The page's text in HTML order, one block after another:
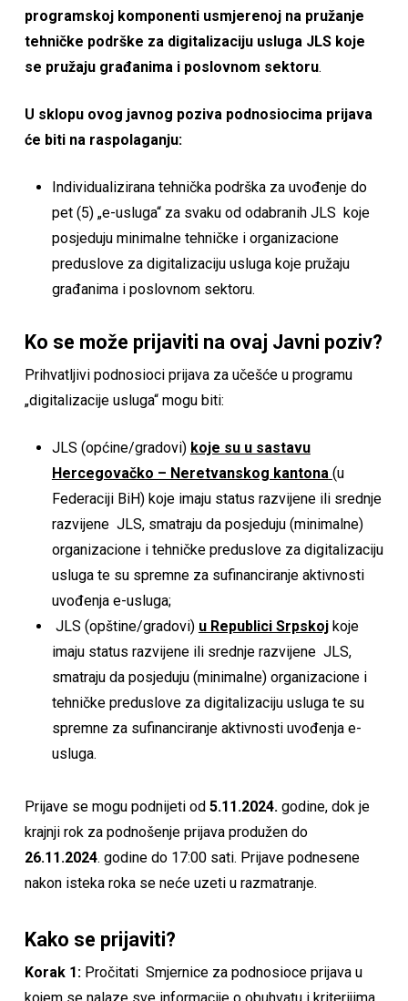
programskoj komponenti usmjerenoj na pružanje
tehničke podrške za digitalizaciju usluga JLS koje
se pružaju građanima i poslovnom sektoru.
U sklopu ovog javnog poziva podnosiocima prijava
će biti na raspolaganju:
Individualizirana tehnička podrška za uvođenje do
pet (5) „e-usluga“ za svaku od odabranih JLS koje
posjeduju minimalne tehničke i organizacione
preduslove za digitalizaciju usluga koje pružaju
građanima i poslovnom sektoru.
Ko se može prijaviti na ovaj Javni poziv?
Prihvatljivi podnosioci prijava za učešće u programu
„digitalizacije usluga“ mogu biti:
JLS (općine/gradovi) koje su u sastavu
Hercegovačko – Neretvanskog kantona (u
Federaciji BiH) koje imaju status razvijene ili srednje
razvijene JLS, smatraju da posjeduju (minimalne)
organizacione i tehničke preduslove za digitalizaciju
usluga te su spremne za sufinanciranje aktivnosti
uvođenja e-usluga;
JLS (opštine/gradovi) u Republici Srpskojkoje
imaju status razvijene ili srednje razvijene JLS,
smatraju da posjeduju (minimalne) organizacione i
tehničke preduslove za digitalizaciju usluga te su
spremne za sufinanciranje aktivnosti uvođenja e-
usluga.
Prijave se mogu podnijeti od 5.11.2024.godine, dok je
krajnji rok za podnošenje prijava produžen do
26.11.2024. godine do 17:00 sati. Prijave podnesene
nakon isteka roka se neće uzeti u razmatranje.
Kako se prijaviti?
Korak 1: Pročitati Smjernice za podnosioce prijava u